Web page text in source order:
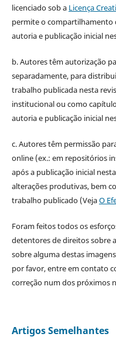
licenciado sob a Licença
permite o compartilhamento
autoria e publicação inicial
b. Autores têm autorização
separadamente, para
trabalho publicada nesta
institucional ou como
autoria e publicação inicial
c. Autores têm permissão
online (ex.: em repositórios
após a publicação inicial
alterações produtivas, bem
trabalho publicado (VejaO
Foram feitos todos os
detentores de direitos sobre
sobre alguma destas
por favor, entre em contato
correção num dos próximos
Artigos Semelhantes